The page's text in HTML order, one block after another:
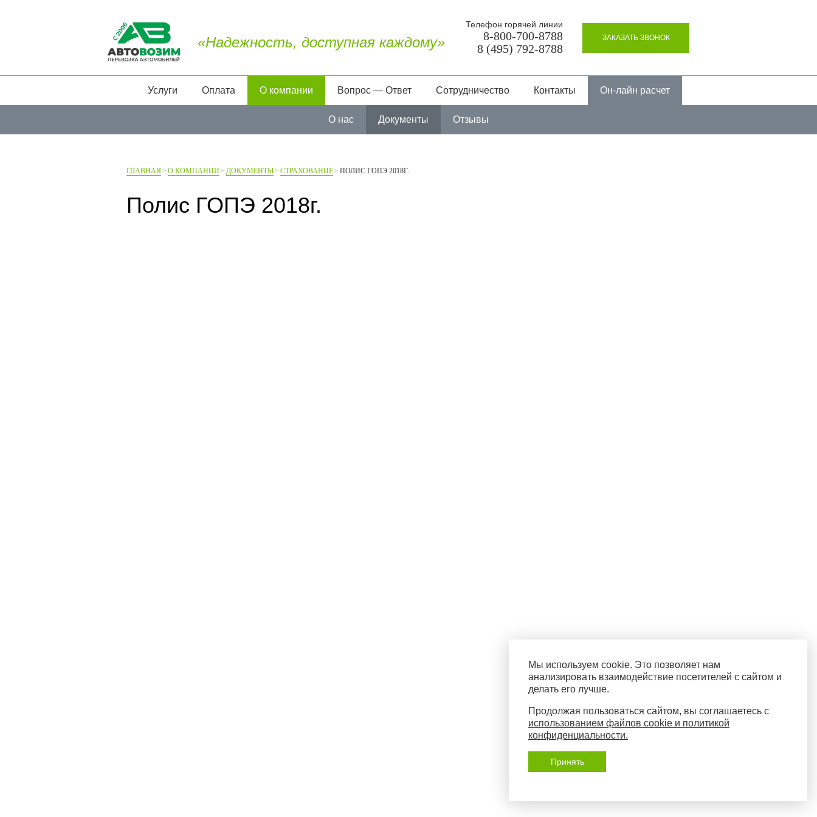
«Надежность, доступная каждому»
Телефон горячей линии
8-800-700-8788
8 (495) 792-8788
ЗАКАЗАТЬ ЗВОНОК
Услуги Оплата О компании
О нас Документы Отзывы
Вопрос — Ответ Сотрудничество Контакты Он-лайн расчет
ГЛАВНАЯ О КОМПАНИИ ДОКУМЕНТЫ СТРАХОВАНИЕ ПОЛИС ГОПЭ 2018Г.
Полис ГОПЭ 2018г.
Мы используем cookie. Это позволяет нам
анализировать взаимодействие посетителей с сайтом и
делать его лучше.
Продолжая пользоваться сайтом, вы соглашаетесь с
использованием файлов cookie и политикой
конфиденциальности.
Принять